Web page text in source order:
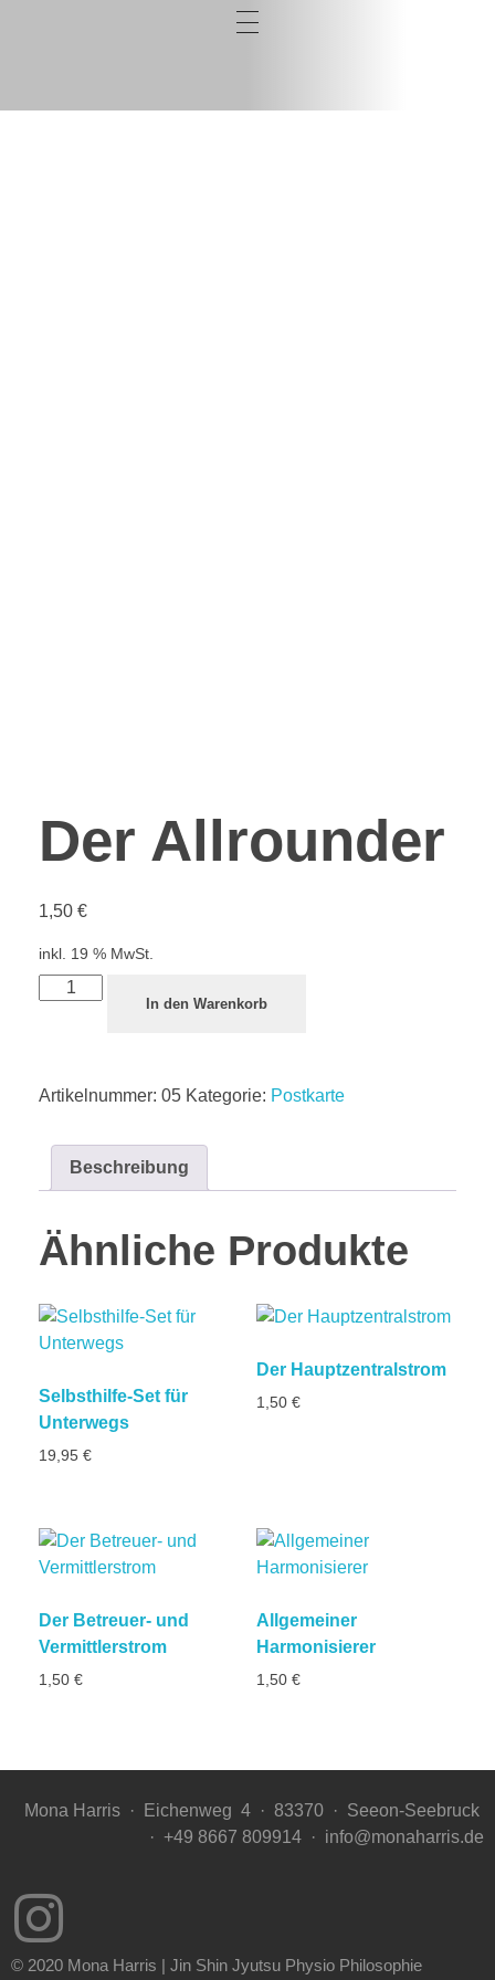
Der Allrounder
1,50 €
inkl. 19 % MwSt.
In den Warenkorb
Artikelnummer: 05 Kategorie: Postkarte
Beschreibung
Ähnliche Produkte
Selbsthilfe-Set für
Unterwegs
19,95 €
Der Hauptzentralstrom
1,50 €
Der Betreuer- und
Vermittlerstrom
1,50 €
Allgemeiner
Harmonisierer
1,50 €
Mona Harris · Eichenweg 4 · 83370 · Seeon-Seebruck
· +49 8667 809914 · info@monaharris.de
© 2020 Mona Harris | Jin Shin Jyutsu Physio Philosophie